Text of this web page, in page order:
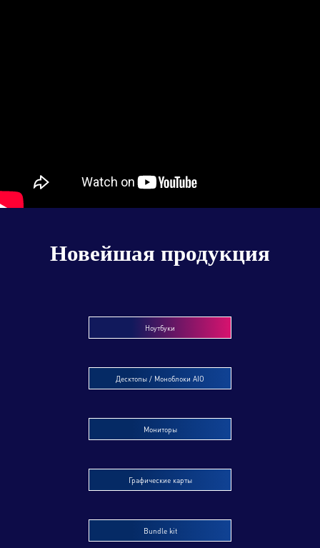
Новейшая продукция
Ноутбуки
Десктопы / Моноблоки AIO
Мониторы
Графические карты
Bundle kit